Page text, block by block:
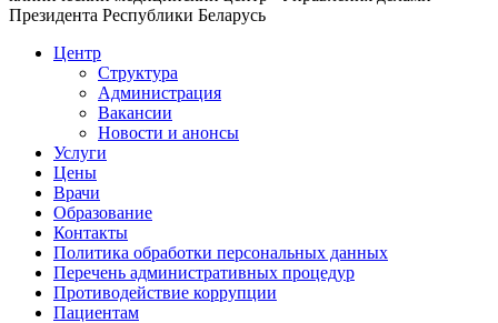
Президента Республики Беларусь
Центр
Структура
Администрация
Вакансии
Новости и анонсы
Услуги
Цены
Врачи
Образование
Контакты
Политика обработки персональных данных
Перечень административных процедур
Противодействие коррупции
Пациентам